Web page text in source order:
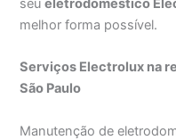
seueletrodoméstico
melhor forma possível.
Serviços Electrolux na
São Paulo
Manutenção de